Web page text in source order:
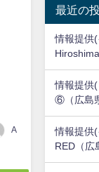
A
最近の
情報提供
情報提供
⑥（広島
情報提供
RED（広